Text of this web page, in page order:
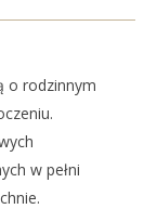
o rodzinnym
w pełni